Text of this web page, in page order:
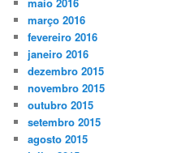
março 2016
fevereiro 2016
janeiro 2016
dezembro 2015
novembro 2015
outubro 2015
setembro 2015
agosto 2015